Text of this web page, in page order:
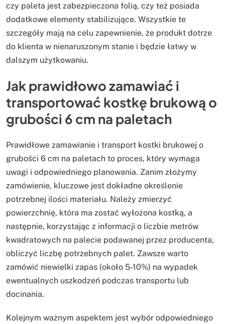
czy paleta jest zabezpieczona folią, czy też posiada
dodatkowe elementy stabilizujące. Wszystkie te
szczegóły mają na celu zapewnienie, że produkt dotrze
do klienta w nienaruszonym stanie i będzie łatwy w
dalszym użytkowaniu.
Jak prawidłowo zamawiać i
transportować kostkę brukową o
grubości 6 cm na paletach
Prawidłowe zamawianie i transport kostki brukowej o
grubości 6 cm na paletach to proces, który wymaga
uwagi i odpowiedniego planowania. Zanim złożymy
zamówienie, kluczowe jest dokładne określenie
potrzebnej ilości materiału. Należy zmierzyć
powierzchnię, która ma zostać wyłożona kostką, a
następnie, korzystając z informacji o liczbie metrów
kwadratowych na palecie podawanej przez producenta,
obliczyć liczbę potrzebnych palet. Zawsze warto
zamówić niewielki zapas (około 5-10%) na wypadek
ewentualnych uszkodzeń podczas transportu lub
docinania.
Kolejnym ważnym aspektem jest wybór odpowiedniego